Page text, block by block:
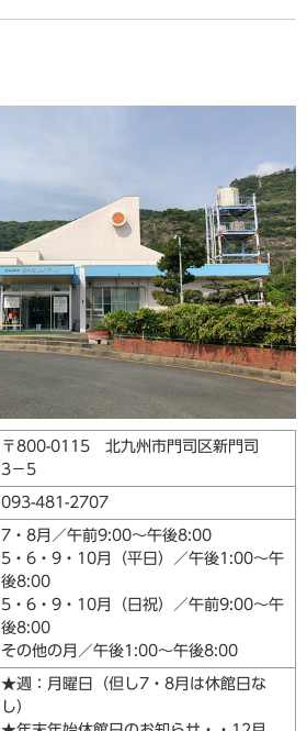
〒800-0115 北九州市門司区新門司
3−5
093-481-2707
7・8月／午前9:00〜午後8:00
5・6・9・10月（平日）／午後1:00〜午
後8:00
5・6・9・10月（日祝）／午前9:00〜午
後8:00
その他の月／午後1:00〜午後8:00
★週：月曜日（但し7・8月は休館日な
し）